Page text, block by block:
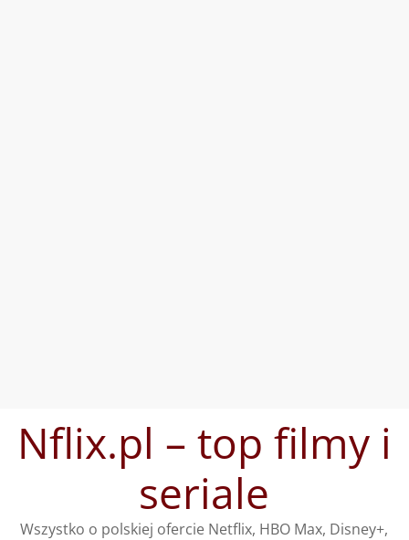
treściNflix.pl – top filmy i
seriale
Wszystko o polskiej ofercie Netflix, HBO Max, Disney+,